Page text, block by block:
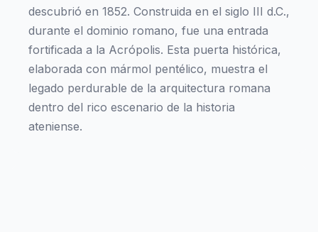
descubrió en 1852. Construida en el siglo III d.C.,
durante el dominio romano, fue una entrada
fortificada a la Acrópolis. Esta puerta histórica,
elaborada con mármol pentélico, muestra el
legado perdurable de la arquitectura romana
dentro del rico escenario de la historia
ateniense.